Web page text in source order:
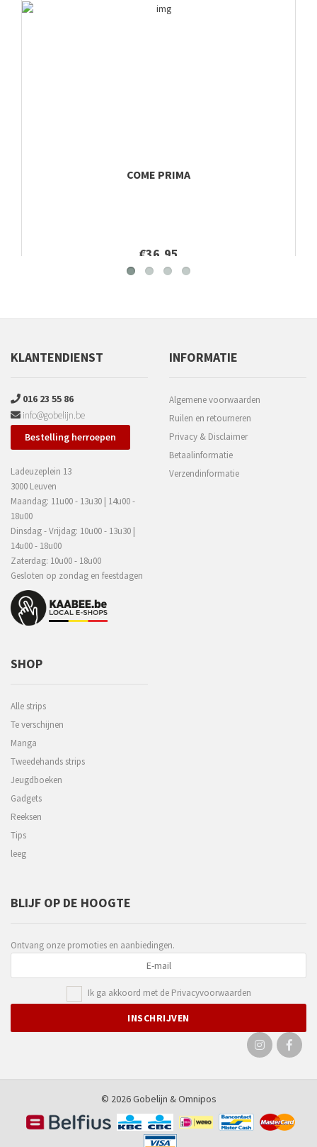
COME PRIMA
€36,95
KLANTENDIENST
016 23 55 86
info@gobelijn.be
Bestelling herroepen
Ladeuzeplein 13
3000 Leuven
Maandag: 11u00 - 13u30 | 14u00 -
18u00
Dinsdag - Vrijdag: 10u00 - 13u30 |
14u00 - 18u00
Zaterdag: 10u00 - 18u00
Gesloten op zondag en feestdagen
INFORMATIE
Algemene voorwaarden
Ruilen en retourneren
Privacy & Disclaimer
Betaalinformatie
Verzendinformatie
SHOP
Alle strips
Te verschijnen
Manga
Tweedehands strips
Jeugdboeken
Gadgets
Reeksen
Tips
leeg
BLIJF OP DE HOOGTE
Ontvang onze promoties en aanbiedingen.
Ik ga akkoord met de Privacyvoorwaarden
© 2026 Gobelijn &Omnipos